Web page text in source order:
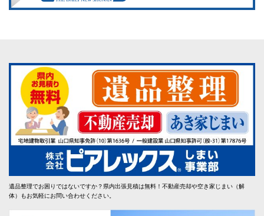
遺品整理でお困りではないですか？県内出張見積は無料！不動産売却や空き家じまい（解
体）もお気軽にお問い合わせください。